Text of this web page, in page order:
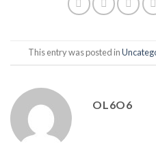
This entry was posted in
OL6O6